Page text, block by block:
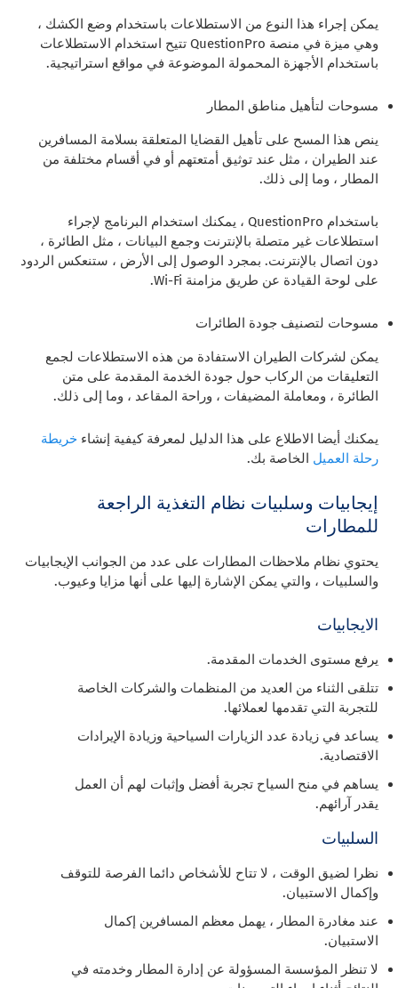
يمكن إجراء هذا النوع من الاستطلاعات باستخدام وضع الكشك ،
وهي ميزة في منصة QuestionPro تتيح استخدام الاستطلاعات
باستخدام الأجهزة المحمولة الموضوعة في مواقع استراتيجية.
مسوحات لتأهيل مناطق المطار
ينص هذا المسح على تأهيل القضايا المتعلقة بسلامة المسافرين
عند الطيران ، مثل عند توثيق أمتعتهم أو في أقسام مختلفة من
المطار ، وما إلى ذلك.
باستخدام QuestionPro ، يمكنك استخدام البرنامج لإجراء
استطلاعات غير متصلة بالإنترنت وجمع البيانات ، مثل الطائرة ،
دون اتصال بالإنترنت. بمجرد الوصول إلى الأرض ، ستنعكس الردود
على لوحة القيادة عن طريق مزامنة Wi-Fi.
مسوحات لتصنيف جودة الطائرات
يمكن لشركات الطيران الاستفادة من هذه الاستطلاعات لجمع
التعليقات من الركاب حول جودة الخدمة المقدمة على متن
الطائرة ، ومعاملة المضيفات ، وراحة المقاعد ، وما إلى ذلك.
يمكنك أيضا الاطلاع على هذا الدليل لمعرفة كيفية إنشاءخريطة
رحلة العميل الخاصة بك.
إيجابيات وسلبيات نظام التغذية الراجعة
للمطارات
يحتوي نظام ملاحظات المطارات على عدد من الجوانب الإيجابيات
والسلبيات ، والتي يمكن الإشارة إليها على أنها مزايا وعيوب.
الايجابيات
يرفع مستوى الخدمات المقدمة.
تتلقى الثناء من العديد من المنظمات والشركات الخاصة
للتجربة التي تقدمها لعملائها.
يساعد في زيادة عدد الزيارات السياحية وزيادة الإيرادات
الاقتصادية.
يساهم في منح السياح تجربة أفضل وإثبات لهم أن العمل
يقدر آرائهم.
السلبيات
نظرا لضيق الوقت ، لا تتاح للأشخاص دائما الفرصة للتوقف
وإكمال الاستبيان.
عند مغادرة المطار ، يهمل معظم المسافرين إكمال
الاستبيان.
لا تنظر المؤسسة المسؤولة عن إدارة المطار وخدمته في